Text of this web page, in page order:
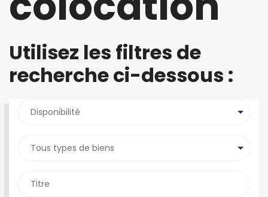
Utilisez les filtres de
recherche ci-dessous :